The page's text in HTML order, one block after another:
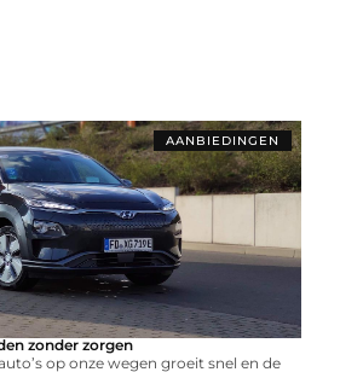
AANBIEDINGEN
zonder zorgen
op onze wegen groeit snel en de